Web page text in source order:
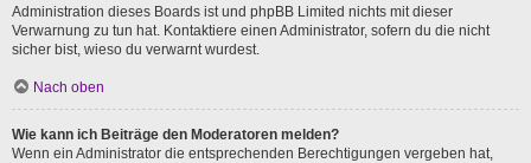
Administration dieses Boards ist und phpBB Limited nichts mit dieser
Verwarnung zu tun hat. Kontaktiere einen Administrator, sofern du die nicht
sicher bist, wieso du verwarnt wurdest.
Nach oben
Wie kann ich Beiträge den Moderatoren melden?
Wenn ein Administrator die entsprechenden Berechtigungen vergeben hat,